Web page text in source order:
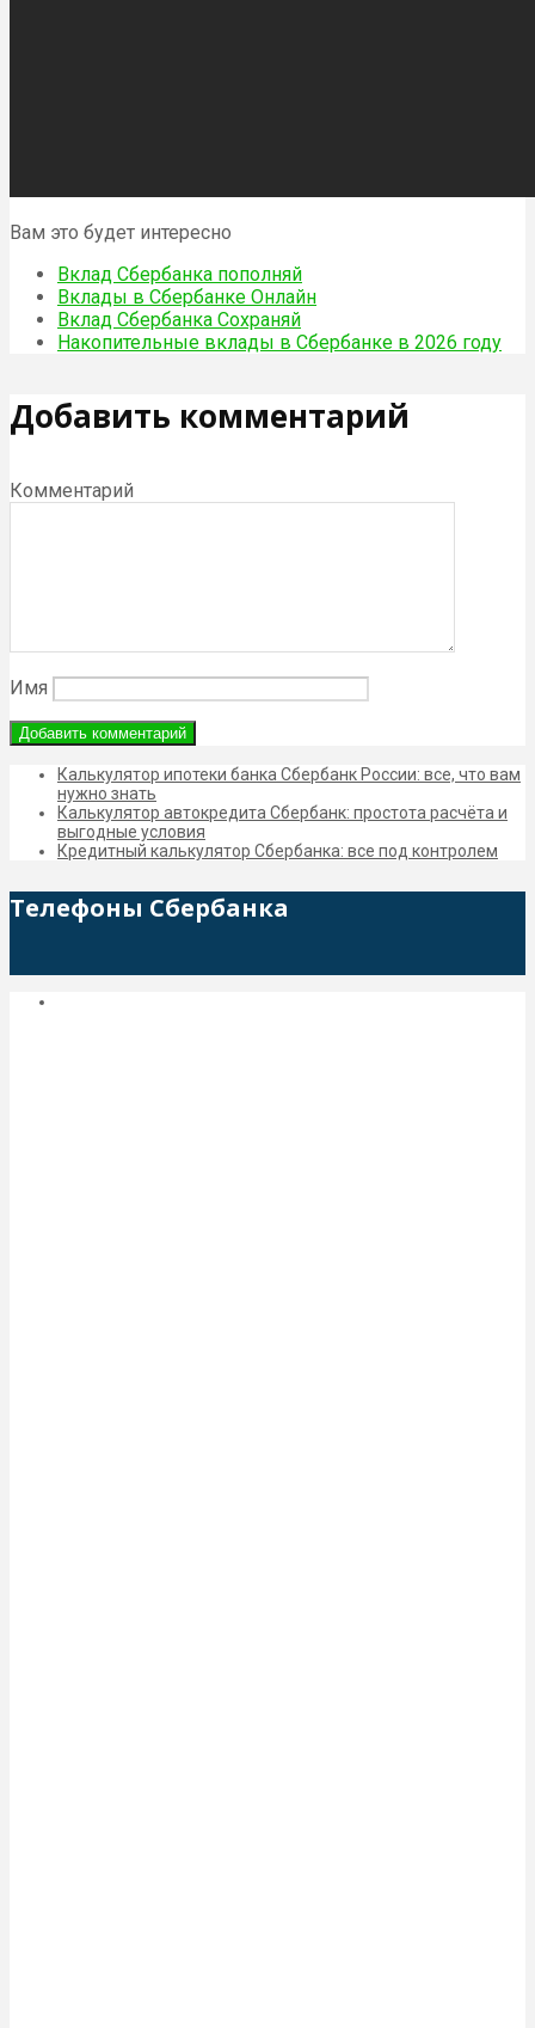
Вам это будет интересно
Вклад Сбербанка пополняй
Вклады в Сбербанке Онлайн
Вклад Сбербанка Сохраняй
Накопительные вклады в Сбербанке в 2026 году
Добавить комментарий
Комментарий
Имя
Калькулятор ипотеки банка Сбербанк России: все, что вам
нужно знать
Калькулятор автокредита Сбербанк: простота расчёта и
выгодные условия
Кредитный калькулятор Сбербанка: все под контролем
Телефоны Сбербанка